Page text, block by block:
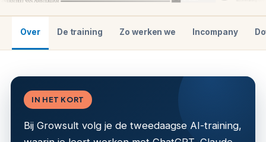
Over De training Zo werken we Incompany
IN HET KORT
Bij Growsult volg je de tweedaagse AI-training,